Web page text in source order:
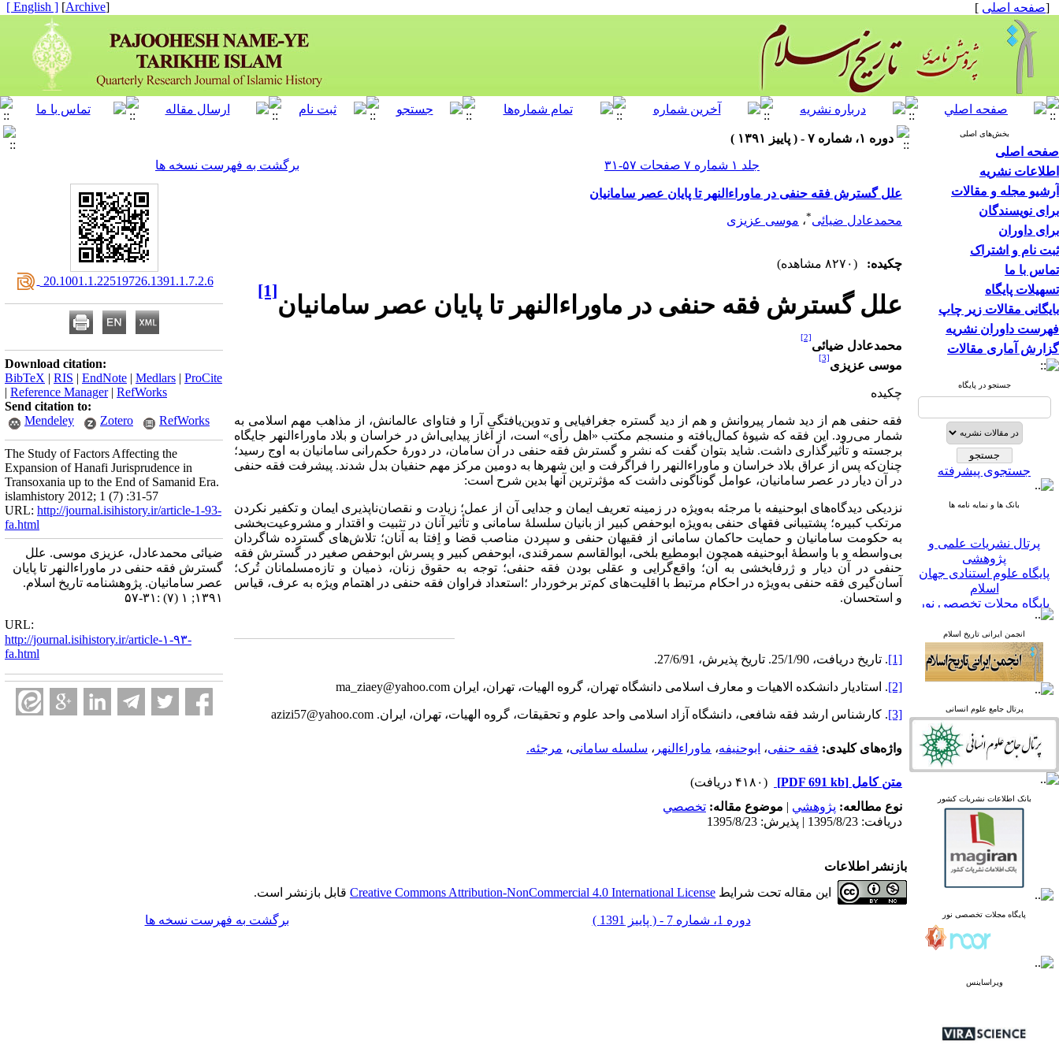
[صفحه اصلی ]
[
Archive
]
[ English ]
بخش‌های اصلی
صفحه اصلی
اطلاعات نشریه
آرشیو مجله و مقالات
برای نویسندگان
برای داوران
ثبت نام و اشتراک
تماس با ما
تسهیلات پایگاه
بایگانی مقالات زیر چاپ
فهرست داوران نشریه
گزارش آماری مقالات
جستجو در پایگاه
جستجوی پیشرفته
بانک ها و نمایه نامه ها
پرتال نشریات علمی و
پژوهشی
پایگاه علوم استنادی جهان
اسلام
پایگاه مجلات تخصصی نور
پایگاه مرکز اطلاعات جهاد
دانشگاهی
پرتال جامع علوم انسانی
بانک اطلاعات نشریات
کشور
linked in
پرتال نشریات علمی و
پژوهشی
پایگاه علوم استنادی جهان
اسلام
پایگاه مجلات تخصصی نور
پایگاه مرکز اطلاعات جهاد
دانشگاهی
پرتال جامع علوم انسانی
بانک اطلاعات نشریات
کشور
google scholar
linked in
Academia
انجمن ایرانی تاریخ اسلام
پرتال جامع علوم انسانی
بانک اطلاعات نشریات کشور
پایگاه مجلات تخصصی نور
ویراساینس
دوره ۱، شماره ۷ - ( پاییز ۱۳۹۱ )
جلد ۱ شماره ۷ صفحات ۵۷-۳۱
برگشت به فهرست نسخه ها
علل گسترش فقه حنفی در ماوراء‌النهر تا پایان عصر سامانیان
محمدعادل ضیائی*، موسی عزیزی
چکیده: (۸۲۷۰ مشاهده)
علل گسترش فقه حنفی در ماوراء‌النهر تا پایان عصر سامانیان
[1]
محمدعادل ضیائی
[2]
موسی عزیزی
[3]
چکیده
فقه حنفی هم از دید شمار پیروانش و هم از دید گستره جغرافیایی و تدوین‌یافتگی آرا و فتاوای عالمانش، از مذاهب مهم اسلامی به
شمار می‌رود. این فقه که شیوۀ کمال‌یافته و منسجم مکتب «اهل رأی» است، از آغاز پیدایی‌اش در خراسان و بلاد ماوراء‌النهر جایگاه
برجسته و تأثیرگذاری داشت. شاید بتوان گفت که نشر و گسترش فقه حنفی در آن سامان، در دورۀ حکم‌رانی سامانیان به اوج رسید؛
چنان‌که پس از عراق بلاد خراسان و ماوراءالنهر را فراگرفت و این شهرها به دومین مرکز مهم حنفیان بدل شدند. پیشرفت فقه حنفی
در آن دیار در عصر سامانیان، عوامل گوناگونی داشت که مؤثرترین آنها بدین شرح است:
نزدیکی دیدگاه‌های ابوحنیفه با مرجئه به‌ویژه در زمینه تعریف ایمان و جدایی آن از عمل؛ زیادت و نقصان‌ناپذیری ایمان و تکفیر نکردن
مرتکب کبیره؛ پشتیبانی فقهای حنفی به‌ویژه ابوحفص کبیر از بانیان سلسلۀ سامانی و تأثیر آنان در تثبیت و اقتدار و مشروعیت‌بخشی
به حکومت سامانیان و حمایت حاکمان سامانی از فقیهان حنفی و سپردن مناصب قضا و اِفتا به آنان؛ تلاش‌های گسترده شاگردان
بی‌واسطه و با واسطۀ ابوحنیفه همچون ابومطیع بلخی، ابوالقاسم سمرقندی، ابوحفص کبیر و پسرش ابوحفص صغیر در گسترش فقه
حنفی در آن دیار و ژرفابخشی به آن؛ واقع‌گرایی و عقلی بودن فقه حنفی؛ توجه به حقوق زنان، ذمیان و تازه‌مسلمانان تُرک؛
آسان‌گیری فقه حنفی به‌ویژه در احکام مرتبط با اقلیت‌های کم‌تر برخوردار ؛استعداد فراوان فقه حنفی در اهتمام ویژه به عرف، قیاس
و استحسان.
[1]. تاریخ دریافت، 25/1/90. تاریخ پذیرش، 27/6/91.
[2]. استادیار دانشکده الاهیات و معارف اسلامی دانشگاه تهران، گروه الهیات، تهران، ایران ma_ziaey@yahoo.com
[3]. کارشناس ارشد فقه شافعی، دانشگاه آزاد اسلامی واحد علوم و تحقیقات، گروه الهیات، تهران، ایران. azizi57@yahoo.com
واژه‌های کلیدی: فقه حنفی، ابوحنیفه، ماوراءالنهر ، سلسله سامانی، مرجئه.
متن کامل [PDF 691 kb]
(۴۱۸۰ دریافت)
نوع مطالعه: پژوهشي | موضوع مقاله: تخصصي
دریافت: 1395/8/23 | پذیرش: 1395/8/23
‎ 20.1001.1.22519726.1391.1.7.2.6
Download citation:
BibTeX | RIS | EndNote | Medlars | ProCite
| Reference Manager| RefWorks
Send citation to:
Mendeley
Zotero RefWorks
The Study of Factors Affecting the
Expansion of Hanafi Jurisprudence in
Transoxania up to the End of Samanid Era.
islamhistory 2012; 1 (7) :31-57
URL: http://journal.isihistory.ir/article-1-93-
fa.html
ضیائی محمدعادل، عزیزی موسی. علل
گسترش فقه حنفی در ماوراء‌النهر تا پایان
عصر سامانیان. پژوهشنامه تاریخ اسلام.
۱۳۹۱; ۱ (۷) :۳۱-۵۷
URL:
http://journal.isihistory.ir/article-۱-۹۳-
fa.html
بازنشر اطلاعات
این مقاله تحت شرایط Creative Commons Attribution-NonCommercial 4.0 International License قابل بازنشر است.
دوره 1، شماره 7 - ( پاییز 1391 ) برگشت به فهرست نسخه ها